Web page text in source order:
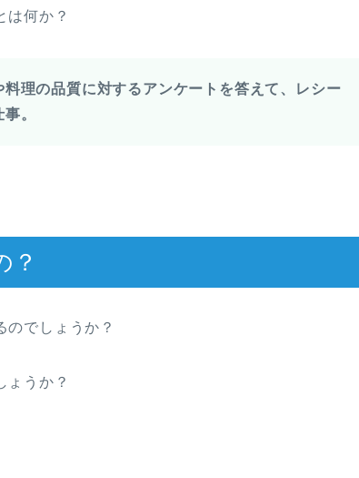
は何か？
理の品質に対するアンケートを答えて、レシー
。
？
のでしょうか？
ょうか？